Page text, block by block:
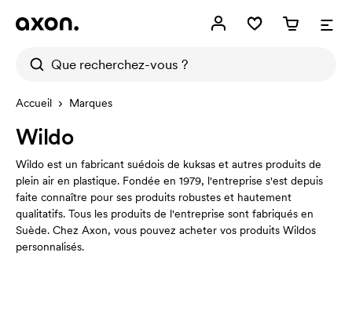
Accueil Marques
Wildo
Wildo est un fabricant suédois de kuksas et autres produits de
plein air en plastique. Fondée en 1979, l'entreprise s'est depuis
faite connaître pour ses produits robustes et hautement
qualitatifs. Tous les produits de l'entreprise sont fabriqués en
Suède. Chez Axon, vous pouvez acheter vos produits Wildos
personnalisés.